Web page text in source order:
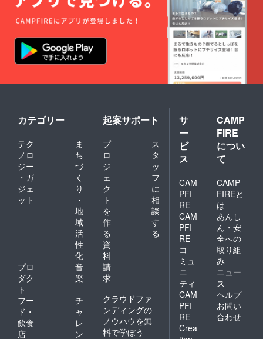
カテゴリー
テク
ノロ
ジー
・ガ
ジェ
ット
ま
ち
づ
く
り
・
地
域
活
性
化
プロ
ダク
ト
音
楽
フー
ド・
飲食
店
チ
ャ
レ
ン
起案サポート
プ
ロ
ジ
ェ
ク
ト
を
作
る
ス
タ
ッ
フ
に
相
談
す
る
資
料
請
求
クラウドファ
ンディングの
ノウハウを無
料で学ぼう
サ
ー
ビ
ス
CAM
PFI
RE
CAM
PFI
RE
コ
ミュ
ニ
ティ
CAM
PFI
RE
Crea
CAMP
FIRE
につい
て
CAMP
FIREと
は
あんし
ん・安
全への
取り組
み
ニュー
ス
ヘルプ
お問い
合わせ